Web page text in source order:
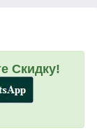
Скидку!